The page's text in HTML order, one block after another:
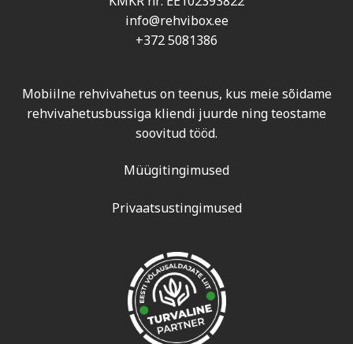
info@rehvibox.ee
+372 5081386
Mobiilne rehvivahetus on teenus, kus meie sõidame
rehvivahetusbussiga kliendi juurde ning teostame
soovitud tööd.
Müügitingimused
Privaatsustingimused